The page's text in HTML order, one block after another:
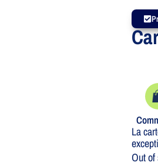
La
Out